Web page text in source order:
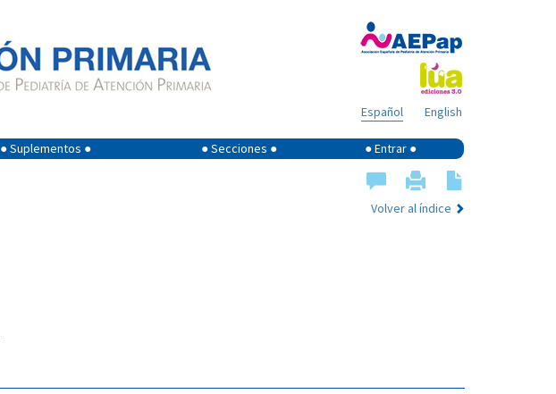
English
Español
● Suplementos ● ● Secciones ● ● Entrar ●
Volver al índice